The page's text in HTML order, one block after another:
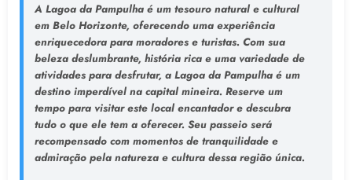
A Lagoa da Pampulha é um tesouro natural e cultural
em Belo Horizonte, oferecendo uma experiência
enriquecedora para moradores e turistas. Com sua
beleza deslumbrante, história rica e uma variedade de
atividades para desfrutar, a Lagoa da Pampulha é um
destino imperdível na capital mineira. Reserve um
tempo para visitar este local encantador e descubra
tudo o que ele tem a oferecer. Seu passeio será
recompensado com momentos de tranquilidade e
admiração pela natureza e cultura dessa região única.